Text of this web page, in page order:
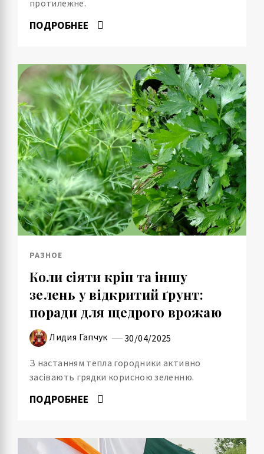
протилежне.
ПОДРОБНЕЕ
РАЗНОЕ
Коли сіяти кріп та іншу
зелень у відкритий ґрунт:
поради для щедрого врожаю
Лидия Гапчук 30/04/2025
З настанням тепла городники активно
засівають грядки корисною зеленню.
ПОДРОБНЕЕ